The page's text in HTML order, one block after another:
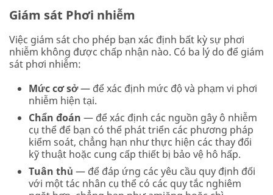
Giám sát Phơi nhiễm
Việc giám sát cho phép bạn xác định bất kỳ sự phơi
nhiễm không được chấp nhận nào. Có ba lý do để giám
sát phơi nhiễm:
Mức cơ sở— để xác định mức độ và phạm vi phơi
nhiễm hiện tại.
Chẩn đoán — để xác định các nguồn gây ô nhiễm
cụ thể để bạn có thể phát triển các phương pháp
kiểm soát, chẳng hạn như thực hiện các thay đổi
kỹ thuật hoặc cung cấp thiết bị bảo vệ hô hấp.
Tuân thủ — để đáp ứng các yêu cầu quy định đối
với một tác nhân cụ thể có các quy tắc nghiêm